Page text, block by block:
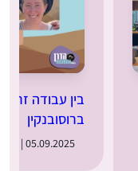
בין עבודה זרה
ברוסובנקין
05.09.2025 | י״ב באלול תשפ״ה